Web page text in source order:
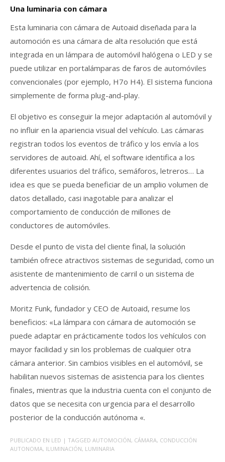
Una luminaria con cámara
Esta luminaria con cámara de Autoaid diseñada para la
automoción es una cámara de alta resolución que está
integrada en un lámpara de automóvil halógena o LED y se
puede utilizar en portalámparas de faros de automóviles
convencionales (por ejemplo, H7o H4). El sistema funciona
simplemente de forma plug-and-play.
El objetivo es conseguir la mejor adaptación al automóvil y
no influir en la apariencia visual del vehículo. Las cámaras
registran todos los eventos de tráfico y los envía a los
servidores de autoaid. Ahí, el software identifica a los
diferentes usuarios del tráfico, semáforos, letreros… La
idea es que se pueda beneficiar de un amplio volumen de
datos detallado, casi inagotable para analizar el
comportamiento de conducción de millones de
conductores de automóviles.
Desde el punto de vista del cliente final, la solución
también ofrece atractivos sistemas de seguridad, como un
asistente de mantenimiento de carril o un sistema de
advertencia de colisión.
Moritz Funk, fundador y CEO de Autoaid, resume los
beneficios: «La lámpara con cámara de automoción se
puede adaptar en prácticamente todos los vehículos con
mayor facilidad y sin los problemas de cualquier otra
cámara anterior. Sin cambios visibles en el automóvil, se
habilitan nuevos sistemas de asistencia para los clientes
finales, mientras que la industria cuenta con el conjunto de
datos que se necesita con urgencia para el desarrollo
posterior de la conducción autónoma «.
PUBLICADO EN LED | TAGGED AUTOMOCIÓN, CÁMARA, CONDUCCIÓN
AUTONOMA, ILUMINACIÓN, LUMINARIA